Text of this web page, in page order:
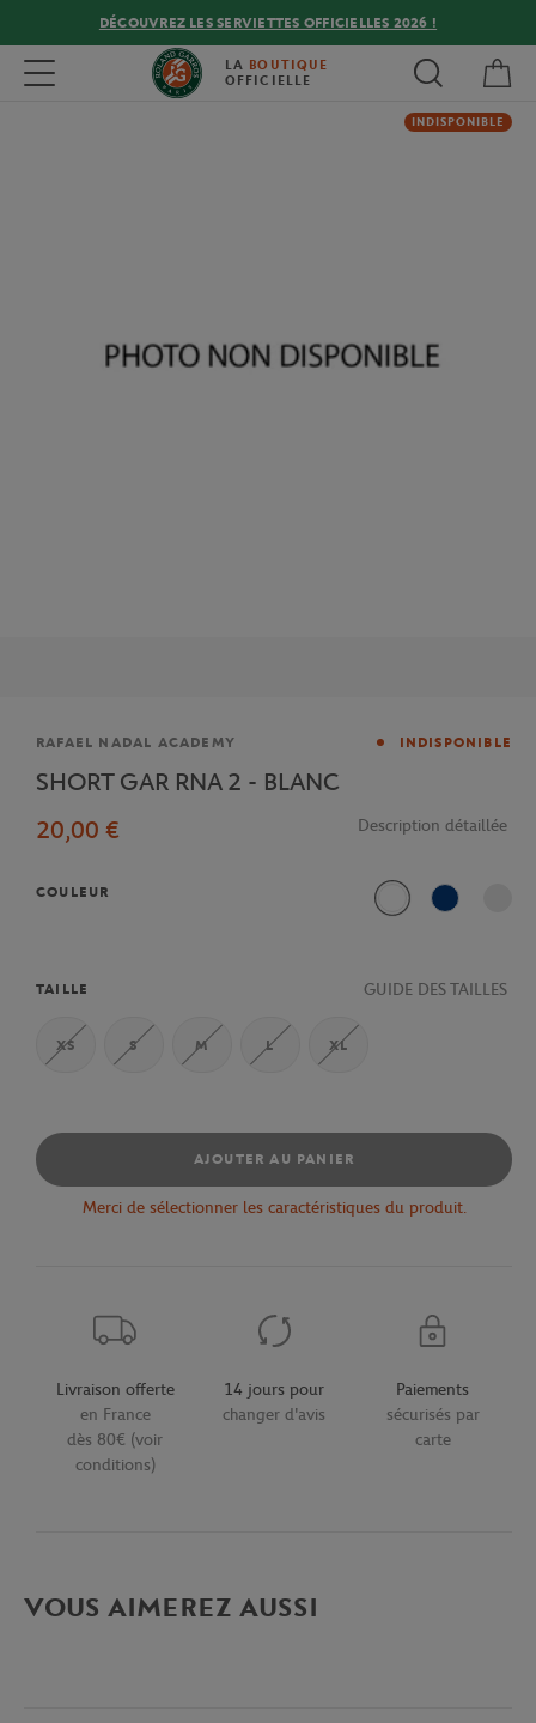
DÉCOUVREZ LES SERVIETTES OFFICIELLES 2026 !
Toggle navigation LA BOUTIQUE
OFFICIELLE
INDISPONIBLE
Marque
RAFAEL NADAL ACADEMY INDISPONIBLE
SHORT GAR RNA 2 - BLANC
20,00 €
Description détaillée
COULEUR
Blanc Bleu
TAILLE GUIDE DES TAILLES
XS S M L XL
AJOUTER AU PANIER
Merci de sélectionner les caractéristiques du produit.
Livraison offerte
en France
dès 80€ (voir
conditions)
14 jours pour
changer d'avis
Paiements
sécurisés par
carte
VOUS AIMEREZ AUSSI